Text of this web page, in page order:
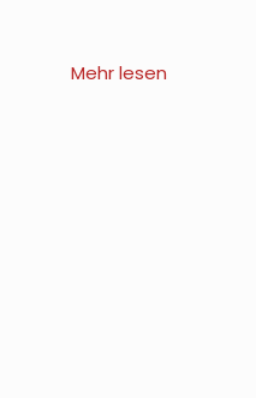
Mehr lesen